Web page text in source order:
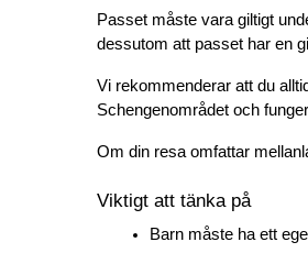
Passet måste vara giltigt
dessutom att passet har en
Vi rekommenderar att du
Schengenområdet och
Om din resa omfattar
Viktigt att tänka på
Barn måste ha ett